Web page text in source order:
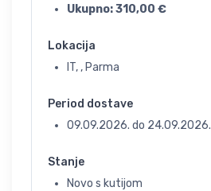
Ukupno:310,00 €
Lokacija
IT, , Parma
Period dostave
09.09.2026. do 24.09.2026.
Stanje
Novo s kutijom